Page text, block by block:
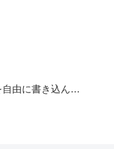
感想を自由に書き込んで下さい。